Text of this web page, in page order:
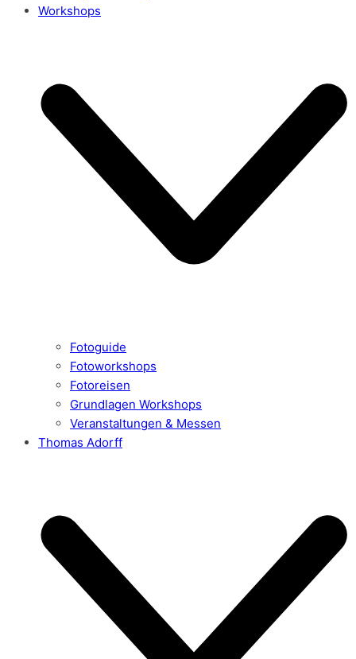
Workshops
Fotoguide
Fotoworkshops
Fotoreisen
Grundlagen Workshops
Veranstaltungen & Messen
Thomas Adorff